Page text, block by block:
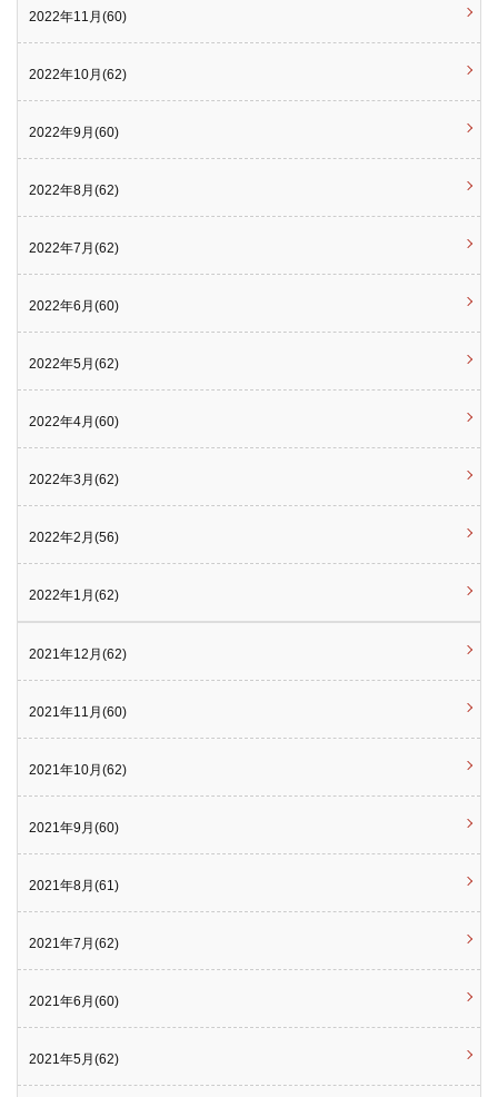
2022年11月(60)
2022年10月(62)
2022年9月(60)
2022年8月(62)
2022年7月(62)
2022年6月(60)
2022年5月(62)
2022年4月(60)
2022年3月(62)
2022年2月(56)
2022年1月(62)
2021年12月(62)
2021年11月(60)
2021年10月(62)
2021年9月(60)
2021年8月(61)
2021年7月(62)
2021年6月(60)
2021年5月(62)